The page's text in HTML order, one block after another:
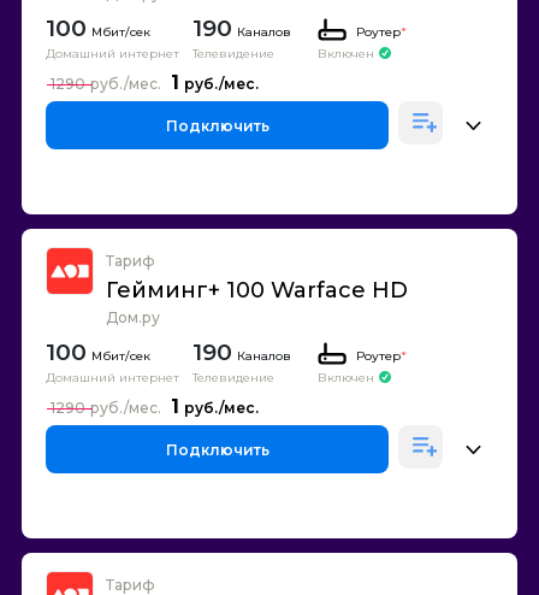
100
Домашний интернет
190 Каналов
Телевидение
Роутер*
Включен
1
1290
Подключить
Тариф
Гейминг+ 100 Warface HD
Дом.ру
100
Домашний интернет
190 Каналов
Телевидение
Роутер*
Включен
1
1290
Подключить
Тариф